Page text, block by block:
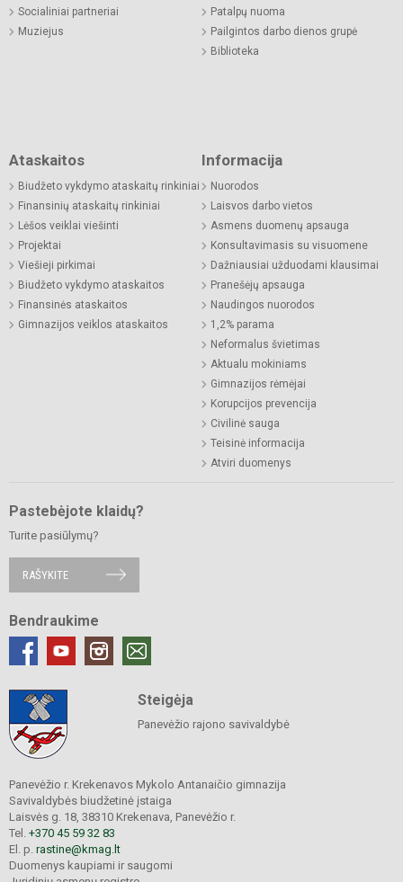
Socialiniai partneriai
Muziejus
Patalpų nuoma
Pailgintos darbo dienos grupė
Biblioteka
Ataskaitos
Biudžeto vykdymo ataskaitų rinkiniai
Finansinių ataskaitų rinkiniai
Lėšos veiklai viešinti
Projektai
Viešieji pirkimai
Biudžeto vykdymo ataskaitos
Finansinės ataskaitos
Gimnazijos veiklos ataskaitos
Informacija
Nuorodos
Laisvos darbo vietos
Asmens duomenų apsauga
Konsultavimasis su visuomene
Dažniausiai užduodami klausimai
Pranešėjų apsauga
Naudingos nuorodos
1,2% parama
Neformalus švietimas
Aktualu mokiniams
Gimnazijos rėmėjai
Korupcijos prevencija
Civilinė sauga
Teisinė informacija
Atviri duomenys
Pastebėjote klaidų?
Turite pasiūlymų?
RAŠYKITE
Bendraukime
Steigėja
Panevėžio rajono savivaldybė
Panevėžio r. Krekenavos Mykolo Antanaičio gimnazija
Savivaldybės biudžetinė įstaiga
Laisvės g. 18, 38310 Krekenava, Panevėžio r.
Tel. +370 45 59 32 83
El. p. rastine@kmag.lt
Duomenys kaupiami ir saugomi